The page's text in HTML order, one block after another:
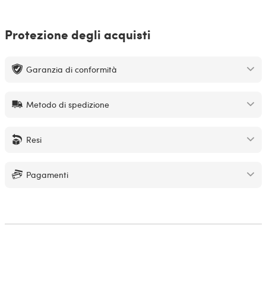
Protezione degli acquisti
Garanzia di conformità
Metodo di spedizione
Resi
Pagamenti